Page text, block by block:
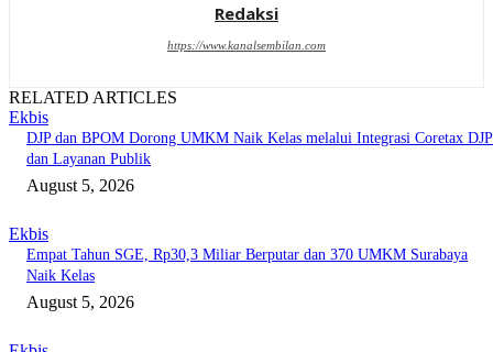
Redaksi
https://www.kanalsembilan.com
RELATED ARTICLES
Ekbis
DJP dan BPOM Dorong UMKM Naik Kelas melalui Integrasi Coretax DJP
dan Layanan Publik
August 5, 2026
Ekbis
Empat Tahun SGE, Rp30,3 Miliar Berputar dan 370 UMKM Surabaya
Naik Kelas
August 5, 2026